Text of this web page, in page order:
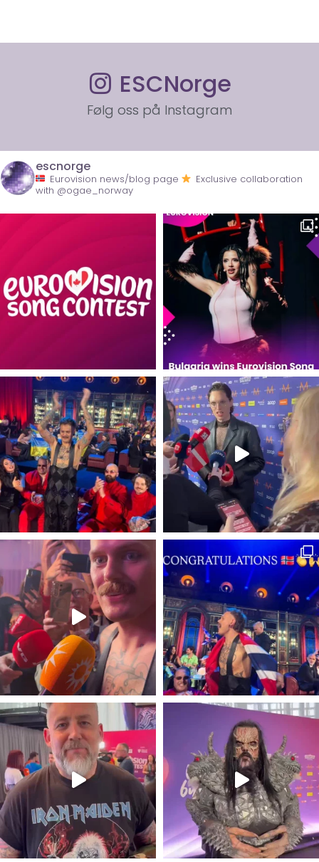
ESCNorge
Følg oss på Instagram
escnorge
Eurovision news/blog page
Exclusive collaboration
with @ogae_norway